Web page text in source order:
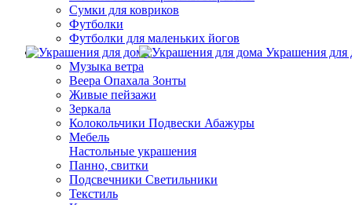
Сумки для ковриков
Футболки
Футболки для маленьких йогов
Украшения для
Музыка ветра
Веера Опахала Зонты
Живые пейзажи
Зеркала
Колокольчики Подвески Абажуры
Мебель
Настольные украшения
Панно, свитки
Подсвечники Светильники
Текстиль